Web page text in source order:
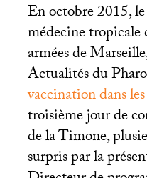
En octobre 2015,
médecine tropicale
armées de
Actualités du
vaccination dans
troisième jour de
de la Timone,
surpris par la